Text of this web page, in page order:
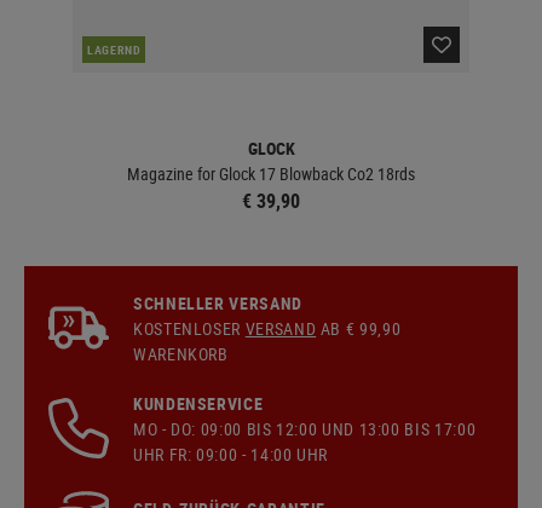
LAGERND
GLOCK
Magazine for Glock 17 Blowback Co2 18rds
€ 39,90
SCHNELLER VERSAND
KOSTENLOSER VERSAND AB € 99,90
WARENKORB
KUNDENSERVICE
MO - DO: 09:00 BIS 12:00 UND 13:00 BIS 17:00
UHR FR: 09:00 - 14:00 UHR